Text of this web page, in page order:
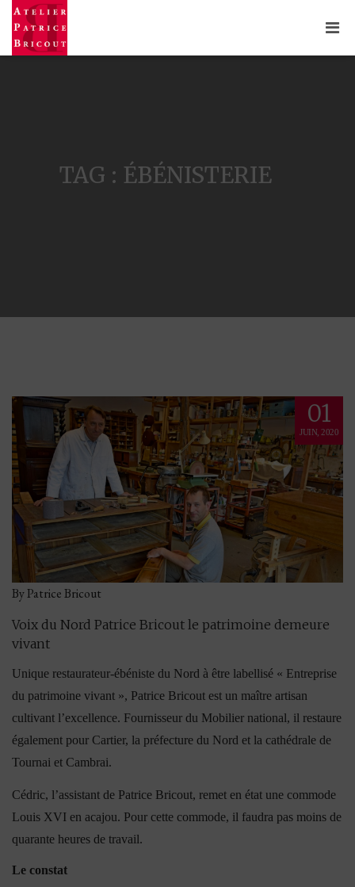
TAG : ÉBÉNISTERIE
01
JUIN, 2020
By Patrice Bricout
Voix du Nord Patrice Bricout le patrimoine demeure
vivant
Unique restaurateur-ébéniste du Nord à être labellisé « Entreprise
du patrimoine vivant », Patrice Bricout est un maître artisan
cultivant l’excellence. Fournisseur du Mobilier national, il restaure
également pour Cartier, la préfecture du Nord et la cathédrale de
Tournai et Cambrai.
Cédric, l’assistant de Patrice Bricout, remet en état une commode
Louis XVI en acajou. Pour cette commode, il faudra pas moins de
quarante heures de travail.
Le constat